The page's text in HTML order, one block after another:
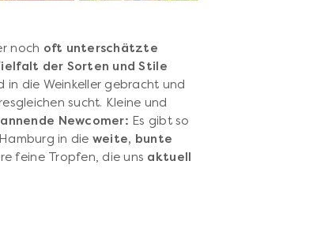
noch oft unterschätzte
der Sorten und Stile
in die Weinkeller gebracht und
sucht. Kleine und
Newcomer: Es gibt so
in die weite, bunte
feine Tropfen, die uns aktuell